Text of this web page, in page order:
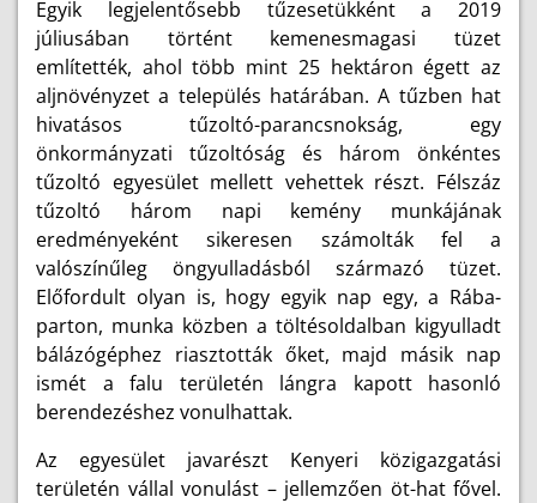
Egyik legjelentősebb tűzesetükként a 2019
júliusában történt kemenesmagasi tüzet
említették, ahol több mint 25 hektáron égett az
aljnövényzet a település határában. A tűzben hat
hivatásos tűzoltó-parancsnokság, egy
önkormányzati tűzoltóság és három önkéntes
tűzoltó egyesület mellett vehettek részt. Félszáz
tűzoltó három napi kemény munkájának
eredményeként sikeresen számolták fel a
valószínűleg öngyulladásból származó tüzet.
Előfordult olyan is, hogy egyik nap egy, a Rába-
parton, munka közben a töltésoldalban kigyulladt
bálázógéphez riasztották őket, majd másik nap
ismét a falu területén lángra kapott hasonló
berendezéshez vonulhattak.
Az egyesület javarészt Kenyeri közigazgatási
területén vállal vonulást – jellemzően öt-hat fővel.